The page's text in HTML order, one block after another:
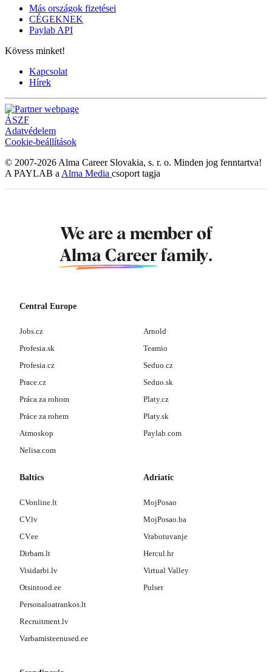
Más országok fizetései
CÉGEKNEK
Paylab API
Kövess minket!
Kapcsolat
Hírek
ÁSZF
Adatvédelem
Cookie-beállítások
© 2007-2026 Alma Career Slovakia, s. r. o. Minden jog fenntartva!
A PAYLAB a Alma Media csoport tagja
We are a member of
Alma Career family.
Central Europe
Jobs.cz
Profesia.sk
Profesia.cz
Prace.cz
Práca za rohom
Práce za rohem
Atmoskop
Nelisa.com
Arnold
Teamio
Seduo.cz
Seduo.sk
Platy.cz
Platy.sk
Paylab.com
Baltics
CVonline.lt
CV.lv
CV.ee
Dirbam.lt
Visidarbi.lv
Otsintood.ee
Personaloatrankos.lt
Recruitment.lv
Varbamisteenused.ee
Adriatic
MojPosao
MojPosao.ba
Vrabotuvanje
Hercul.hr
Virtual Valley
Pulser